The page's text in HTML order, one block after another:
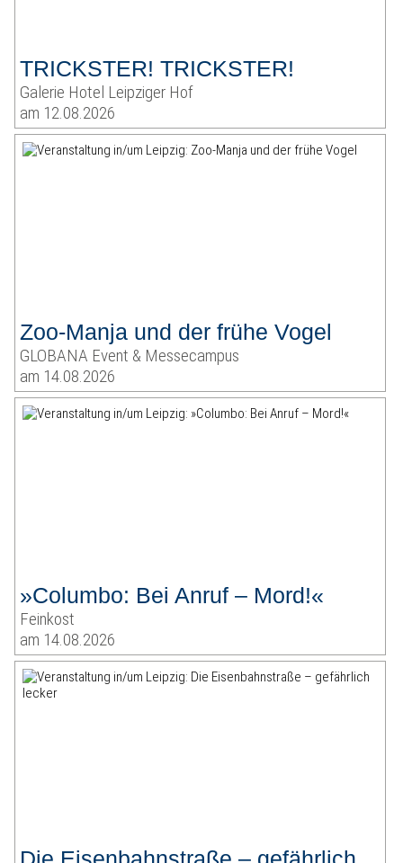
TRICKSTER! TRICKSTER!
Galerie Hotel Leipziger Hof
am 12.08.2026
Zoo-Manja und der frühe Vogel
GLOBANA Event & Messecampus
am 14.08.2026
»Columbo: Bei Anruf – Mord!«
Feinkost
am 14.08.2026